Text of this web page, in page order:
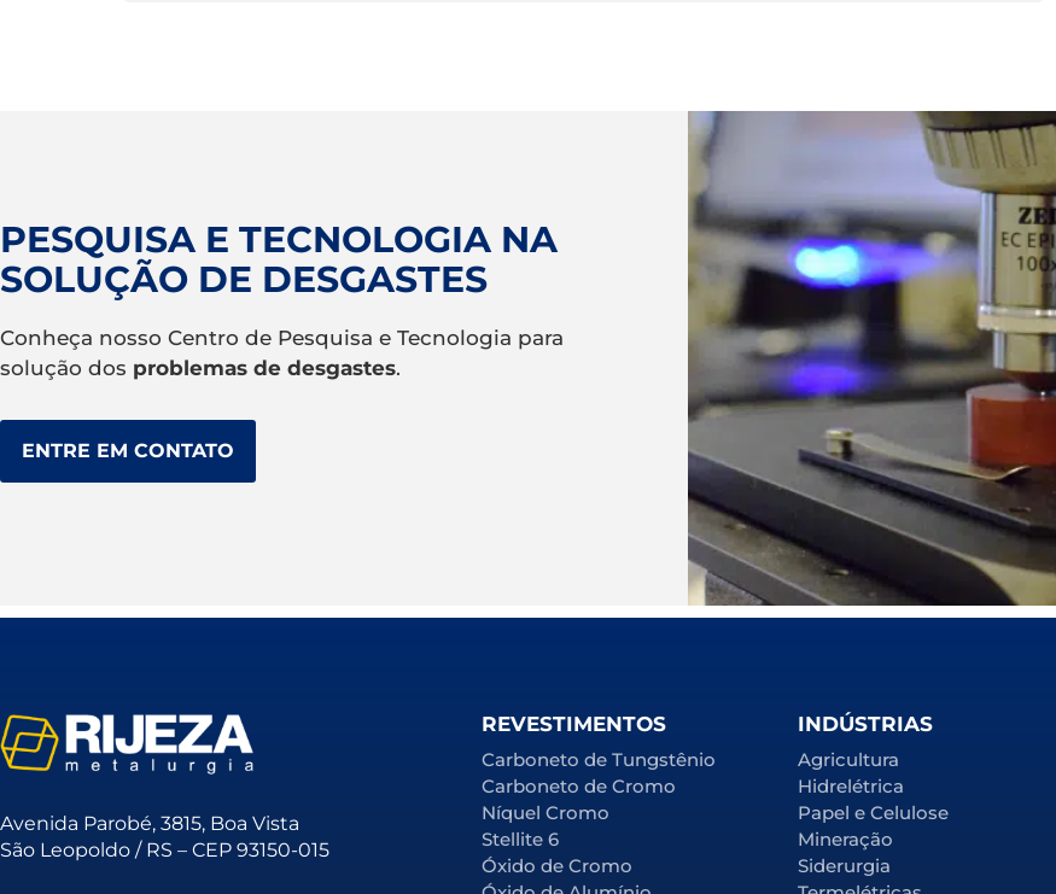
PESQUISA E TECNOLOGIA NA
SOLUÇÃO DE DESGASTES
Conheça nosso Centro de Pesquisa e Tecnologia para
solução dos problemas de desgastes.
ENTRE EM CONTATO
Avenida Parobé, 3815, Boa Vista
São Leopoldo / RS – CEP 93150-015
REVESTIMENTOS
Carboneto de Tungstênio
Carboneto de Cromo
Níquel Cromo
Stellite 6
Óxido de Cromo
INDÚSTRIAS
Agricultura
Hidrelétrica
Papel e Celulose
Mineração
Siderurgia